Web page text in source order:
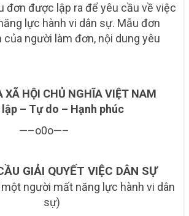
đơn được lập ra để yêu cầu về việc
lực hành vi dân sự. Mẫu đơn
của người làm đơn, nội dung yêu
XÃ HỘI CHỦ NGHĨA VIỆT NAM
– Tự do – Hạnh phúc
—–o0o—–
GIẢI QUYẾT VIỆC DÂN SỰ
người mất năng lực hành vi dân
sự)